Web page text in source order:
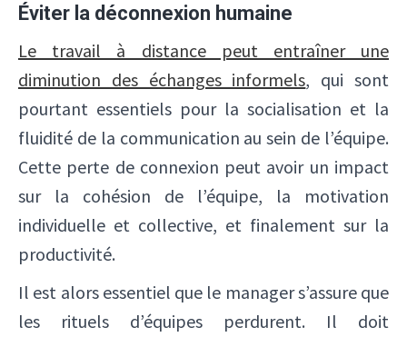
Éviter la déconnexion humaine
Le travail à distance peut entraîner une
diminution des échanges informels, qui sont
pourtant essentiels pour la socialisation et la
fluidité de la communication au sein de l’équipe.
Cette perte de connexion peut avoir un impact
sur la cohésion de l’équipe, la motivation
individuelle et collective, et finalement sur la
productivité.
Il est alors essentiel que le manager s’assure que
les rituels d’équipes perdurent. Il doit